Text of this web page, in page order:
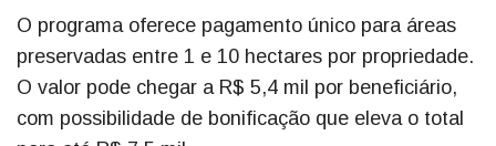
O programa oferece pagamento único para áreas
preservadas entre 1 e 10 hectares por propriedade.
O valor pode chegar a R$ 5,4 mil por beneficiário,
com possibilidade de bonificação que eleva o total